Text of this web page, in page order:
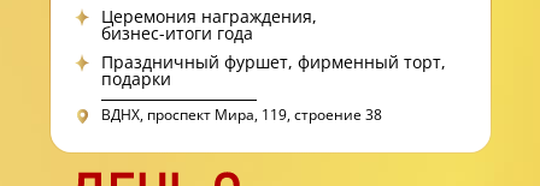
Церемония награждения,
бизнес-итоги года
Праздничный фуршет, фирменный торт,
подарки
ВДНХ, проспект Мира, 119, строение 38